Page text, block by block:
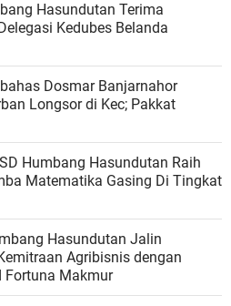
Hasundutan Terima
Kedubes Belanda
Dosmar Banjarnahor
Longsor di Kec; Pakkat
Humbang Hasundutan Raih
Matematika Gasing Di Tingkat
Hasundutan Jalin
Agribisnis dengan
Fortuna Makmur